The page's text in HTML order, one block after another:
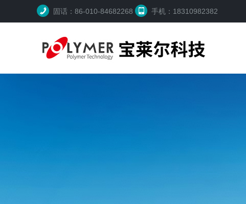
固话：86-010-84682268 手机：18310982382